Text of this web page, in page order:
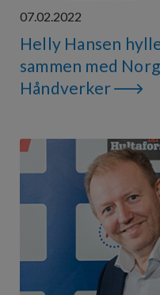
07.02.2022
Helly Hansen
sammen med
Håndverker